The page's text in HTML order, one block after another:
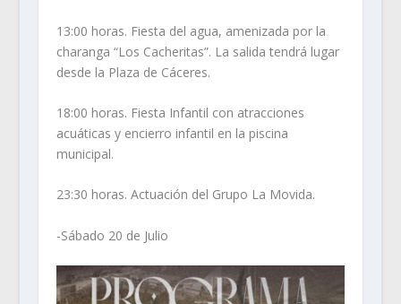
13:00 horas. Fiesta del agua, amenizada por la
charanga “Los Cacheritas”. La salida tendrá lugar
desde la Plaza de Cáceres.
18:00 horas. Fiesta Infantil con atracciones
acuáticas y encierro infantil en la piscina
municipal.
23:30 horas. Actuación del Grupo La Movida.
-Sábado 20 de Julio